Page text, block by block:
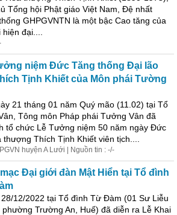
Tổng hội Phật giáo Việt Nam, Đệ nhất
GHPGVNTN là một bậc Cao tăng của
đại....
niệm Đức Tăng thống Đại lão
Tịnh Khiết của Môn phái Tường
21 tháng 01 năm Quý mão (11.02) tại Tổ
Tông môn Pháp phái Tưởng Vân đã
tổ chức Lễ Tưởng niệm 50 năm ngày Đức
Thích Tịnh Khiết viên tịch....
huyện A Lưới | Nguồn tin : -/-
Đại giới đàn Mật Hiển tại Tổ đình
12/2022 tại Tổ đình Từ Đàm (01 Sư Liễu
phường Trường An, Huế) đã diễn ra Lễ Khai